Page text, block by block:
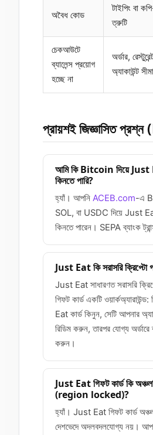
অবৈধ কোড
টাইপিং বা
ত্রুটি
চেকআউটে
ব্যালেন্স প্রয়োগ
হচ্ছে না
অর্ডার,
অ্যাকাউন্ট
প্রায়শই জিজ্ঞাসিত
আমি কি Bitcoin দিয়ে Just
কিনতে পারি?
হ্যাঁ। আপনি ACEB.com-এ
SOL, বা USDC দিয়ে Just
কিনতে পারেন। SEPA ব্যাংক
Just Eat কি সরাসরি ক্রিপ্টো
Just Eat সাধারণত সরাসরি
গিফট কার্ড একটি
Eat কার্ড কিনুন, সেটি আপনার
রিডিম করুন, তারপর যোগ্য অর্ডারে
করুন।
Just Eat গিফট কার্ড কি
(region locked)?
হ্যাঁ। Just Eat গিফট কার্ড
দেশভেদে অদলবদলযোগ্য নয়।